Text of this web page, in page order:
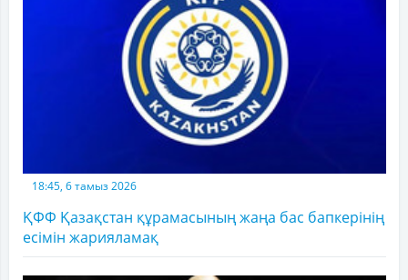
18:45, 6 тамыз 2026
ҚФФ Қазақстан құрамасының жаңа бас бапкерінің
есімін жарияламақ